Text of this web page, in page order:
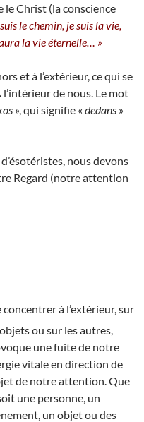
le Christ (la conscience
le chemin, je suis la vie,
la vie éternelle… »
et à l’extérieur, ce qui se
de nous. Le mot
», qui signifie « dedans »
nous devons
Regard (notre attention
concentrer à l’extérieur, sur
ou sur les autres,
une fuite de notre
vitale en direction de
de notre attention. Que
une personne, un
un objet ou des